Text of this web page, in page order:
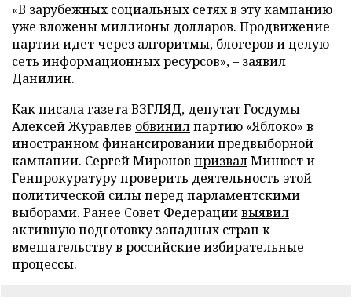
«В зарубежных социальных сетях в эту кампанию
уже вложены миллионы долларов. Продвижение
партии идет через алгоритмы, блогеров и целую
сеть информационных ресурсов», – заявил
Данилин.
Как писала газета ВЗГЛЯД, депутат Госдумы
Алексей Журавлев обвинилпартию «Яблоко» в
иностранном финансировании предвыборной
кампании. Сергей Миронов призвалМинюст и
Генпрокуратуру проверить деятельность этой
политической силы перед парламентскими
выборами. Ранее Совет Федерациивыявил
активную подготовку западных стран к
вмешательству в российские избирательные
процессы.